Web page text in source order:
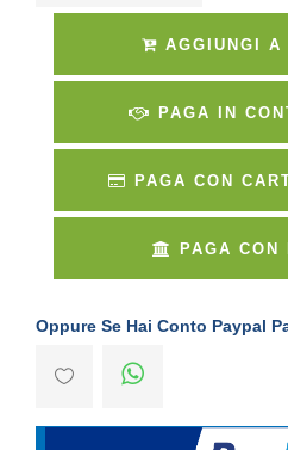
AGGIUNGI A
PAGA IN
PAGA CON
PAGA CON
Oppure Se Hai Conto Paypal